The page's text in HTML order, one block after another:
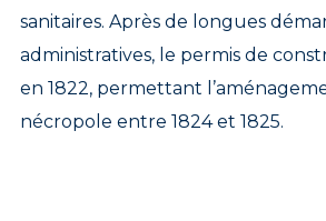
sanitaires. Après de longues
administratives, le permis de
en 1822, permettant
nécropole entre 1824 et 1825.